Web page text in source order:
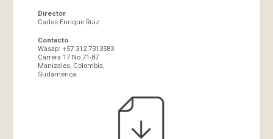
Director
Carlos-Enrique Ruiz
Contacto
Wasap: +57 312 7313583
Carrera 17 No 71-87
Manizales, Colombia,
Sudamérica.